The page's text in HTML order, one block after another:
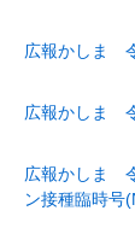
広報かしま
広報かしま
広報かしま
ン接種臨時号